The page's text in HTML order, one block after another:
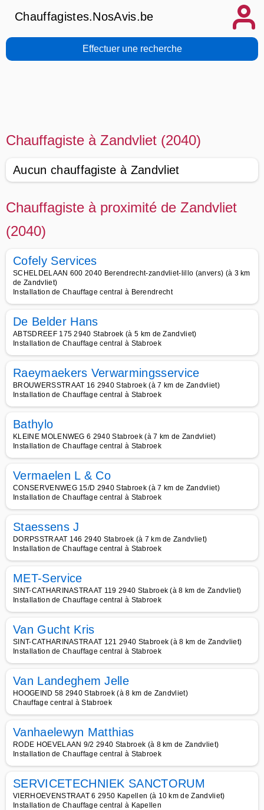
Chauffagistes.NosAvis.be
Effectuer une recherche
Chauffagiste à Zandvliet (2040)
Aucun chauffagiste à Zandvliet
Chauffagiste à proximité de Zandvliet
(2040)
Cofely Services
SCHELDELAAN 600 2040 Berendrecht-zandvliet-lillo (anvers) (à 3 km
de Zandvliet)
Installation de Chauffage central à Berendrecht
De Belder Hans
ABTSDREEF 175 2940 Stabroek (à 5 km de Zandvliet)
Installation de Chauffage central à Stabroek
Raeymaekers Verwarmingsservice
BROUWERSSTRAAT 16 2940 Stabroek (à 7 km de Zandvliet)
Installation de Chauffage central à Stabroek
Bathylo
KLEINE MOLENWEG 6 2940 Stabroek (à 7 km de Zandvliet)
Installation de Chauffage central à Stabroek
Vermaelen L & Co
CONSERVENWEG 15/D 2940 Stabroek (à 7 km de Zandvliet)
Installation de Chauffage central à Stabroek
Staessens J
DORPSSTRAAT 146 2940 Stabroek (à 7 km de Zandvliet)
Installation de Chauffage central à Stabroek
MET-Service
SINT-CATHARINASTRAAT 119 2940 Stabroek (à 8 km de Zandvliet)
Installation de Chauffage central à Stabroek
Van Gucht Kris
SINT-CATHARINASTRAAT 121 2940 Stabroek (à 8 km de Zandvliet)
Installation de Chauffage central à Stabroek
Van Landeghem Jelle
HOOGEIND 58 2940 Stabroek (à 8 km de Zandvliet)
Chauffage central à Stabroek
Vanhaelewyn Matthias
RODE HOEVELAAN 9/2 2940 Stabroek (à 8 km de Zandvliet)
Installation de Chauffage central à Stabroek
SERVICETECHNIEK SANCTORUM
VIERHOEVENSTRAAT 6 2950 Kapellen (à 10 km de Zandvliet)
Installation de Chauffage central à Kapellen